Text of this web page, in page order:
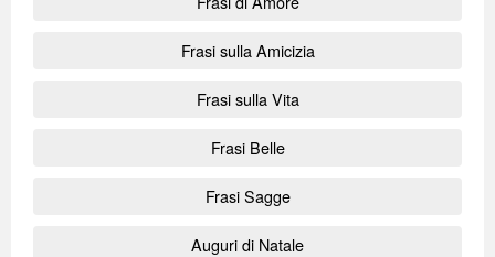
Frasi sulla Amicizia
Frasi sulla Vita
Frasi Belle
Frasi Sagge
Auguri di Natale